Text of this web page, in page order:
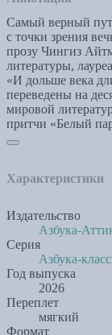
Самый верный
с точки зрения
прозу Чингиз
литературы,
«И дольше века
переведены на
мировой
притчи «Белый
Характеристики
Издательство
Азбука-
Серия
Азбука-
Год выпуска
2026
Переплет
мягкий
Формат